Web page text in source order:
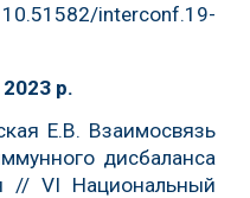
interconf.19-
р.
Е.В. Взаимосвязь
дисбаланса
// VI Национальный